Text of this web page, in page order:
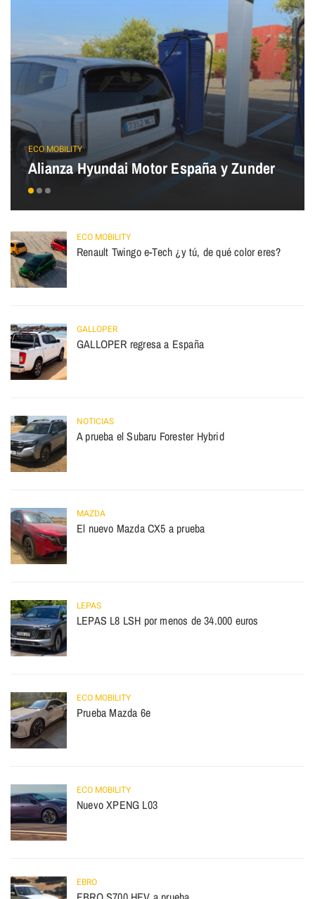
ECO MOBILITY
Alianza Hyundai Motor España y Zunder
ECO MOBILITY
Renault Twingo e-Tech ¿y tú, de qué color eres?
GALLOPER
GALLOPER regresa a España
NOTICIAS
A prueba el Subaru Forester Hybrid
MAZDA
El nuevo Mazda CX5 a prueba
LEPAS
LEPAS L8 LSH por menos de 34.000 euros
ECO MOBILITY
Prueba Mazda 6e
ECO MOBILITY
Nuevo XPENG L03
EBRO